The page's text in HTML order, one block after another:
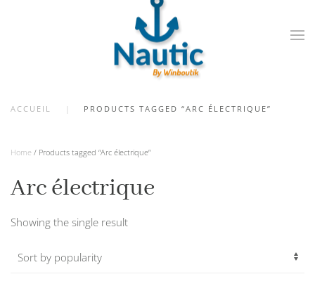
ACCUEIL PRODUCTS TAGGED “ARC ÉLECTRIQUE”
Home / Products tagged “Arc électrique”
Arc électrique
Showing the single result